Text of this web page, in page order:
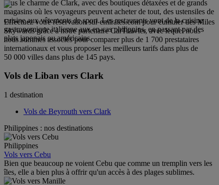
sous le charme de Clark, avec des boutiques détaxées et de grands
magasins où les voyageurs peuvent acheter de tout, des ustensiles de
cuisine aux vêtements de sport. Les restaurants vont de la cuisine
gastronomique italienne aux en-cas philippins, en passant par des
plats japonais ou américains.
Effectuez votre réservation sur emirates.com pour cumuler des Miles
Skywards grâce à notre partenaire CarTrawler, avec lequel nous
nous sommes associés pour comparer plus de 1 700 prestataires
internationaux et vous proposer les meilleurs tarifs dans plus de
50 000 villes dans plus de 145 pays.
Vols de Liban vers Clark
1 destination
Vols de Beyrouth vers Clark
Philippines : nos destinations
Philippines
Vols vers Cebu
Bien que beaucoup ne voient Cebu que comme un tremplin vers les
îles, elle a bien plus à offrir qu'un accès à des plages sublimes.